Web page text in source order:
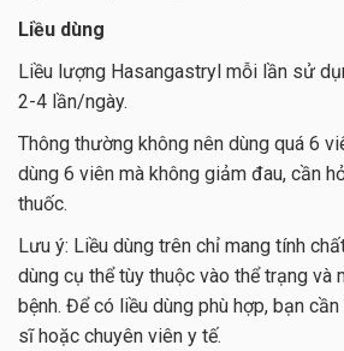
Liều dùng
Liều lượng Hasangastryl mỗi lần sử
2-4 lần/ngày.
Thông thường không nên dùng quá 6
dùng 6 viên mà không giảm đau, cần
thuốc.
Lưu ý: Liều dùng trên chỉ mang tính
dùng cụ thể tùy thuộc vào thể trạng và
bệnh. Để có liều dùng phù hợp, bạn
sĩ hoặc chuyên viên y tế.